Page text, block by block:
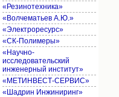
«Резинотехника»
«Волчематьев А.Ю.»
«Электроресурс»
«СК-Полимеры»
«Научно-
исследовательский
инженерный институт»
«МЕТИНВЕСТ-СЕРВИС»
«Шадрин Инжиниринг»